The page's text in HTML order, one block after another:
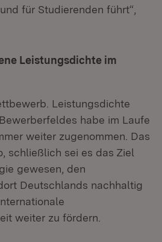
für Studierenden führt“,
Leistungsdichte im
Leistungsdichte
habe im Laufe
weiter zugenommen. Das
schließlich sei es das Ziel
gewesen, den
Deutschlands nachhaltig
weiter zu fördern.